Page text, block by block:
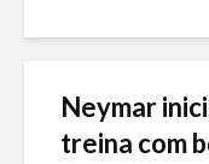
Neymar
treina com